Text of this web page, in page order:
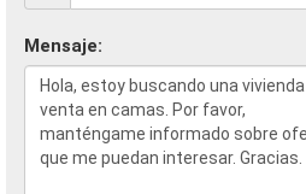
Mensaje: